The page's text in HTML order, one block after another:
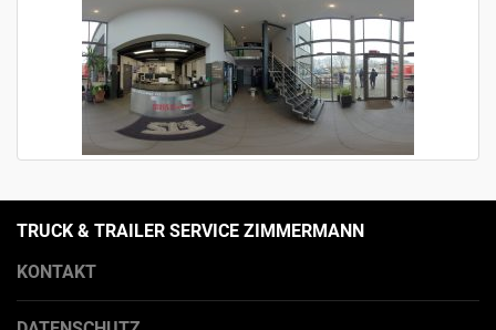
TRUCK & TRAILER SERVICE ZIMMERMANN
KONTAKT